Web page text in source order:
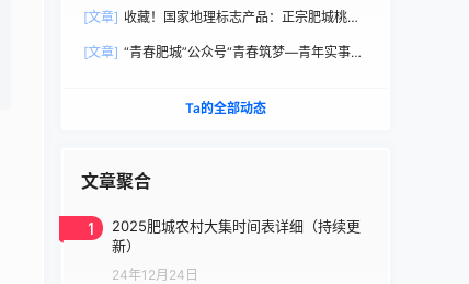
[文章] 收藏！国家地理标志产品：正宗肥城桃选
[文章] “青春肥城”公众号“青春筑梦—青年实事直
Ta的全部动态
文章聚合
1
2025肥城农村大集时间表详细（持续更
新）
24年12月24日